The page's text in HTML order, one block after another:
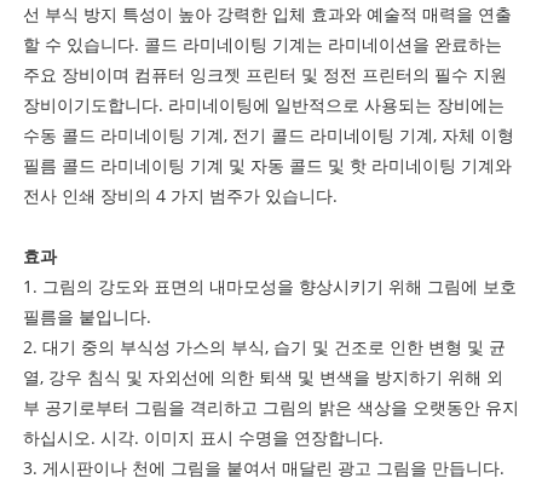
선 부식 방지 특성이 높아 강력한 입체 효과와 예술적 매력을 연출
할 수 있습니다. 콜드 라미네이팅 기계는 라미네이션을 완료하는
주요 장비이며 컴퓨터 잉크젯 프린터 및 정전 프린터의 필수 지원
장비이기도합니다. 라미네이팅에 일반적으로 사용되는 장비에는
수동 콜드 라미네이팅 기계, 전기 콜드 라미네이팅 기계, 자체 이형
필름 콜드 라미네이팅 기계 및 자동 콜드 및 핫 라미네이팅 기계와
전사 인쇄 장비의 4 가지 범주가 있습니다.
효과
1. 그림의 강도와 표면의 내마모성을 향상시키기 위해 그림에 보호
필름을 붙입니다.
2. 대기 중의 부식성 가스의 부식, 습기 및 건조로 인한 변형 및 균
열, 강우 침식 및 자외선에 의한 퇴색 및 변색을 방지하기 위해 외
부 공기로부터 그림을 격리하고 그림의 밝은 색상을 오랫동안 유지
하십시오. 시각. 이미지 표시 수명을 연장합니다.
3. 게시판이나 천에 그림을 붙여서 매달린 광고 그림을 만듭니다.